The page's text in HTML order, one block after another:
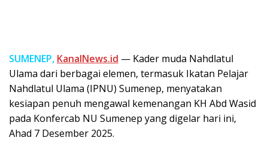
SUMENEP, KanalNews.id — Kader muda Nahdlatul
Ulama dari berbagai elemen, termasuk Ikatan Pelajar
Nahdlatul Ulama (IPNU) Sumenep, menyatakan
kesiapan penuh mengawal kemenangan KH Abd Wasid
pada Konfercab NU Sumenep yang digelar hari ini,
Ahad 7 Desember 2025.